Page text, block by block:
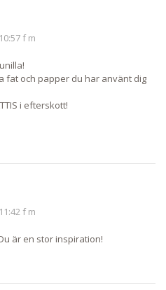
f m
fat och papper du har använt dig
i efterskott!
f m
är en stor inspiration!